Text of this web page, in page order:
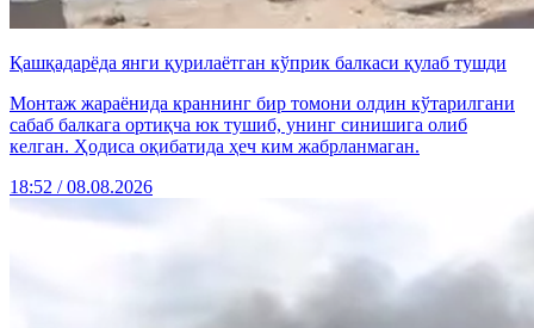
Қашқадарёда янги қурилаётган кўприк балкаси қулаб тушди
Монтаж жараёнида краннинг бир томони олдин кўтарилгани
сабаб балкага ортиқча юк тушиб, унинг синишига олиб
келган. Ҳодиса оқибатида ҳеч ким жабрланмаган.
18:52 / 08.08.2026